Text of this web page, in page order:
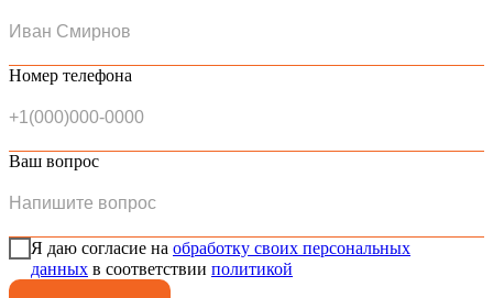
Номер телефона
Ваш вопрос
Я даю согласие на обработку своих персональных
данных в соответствии политикой